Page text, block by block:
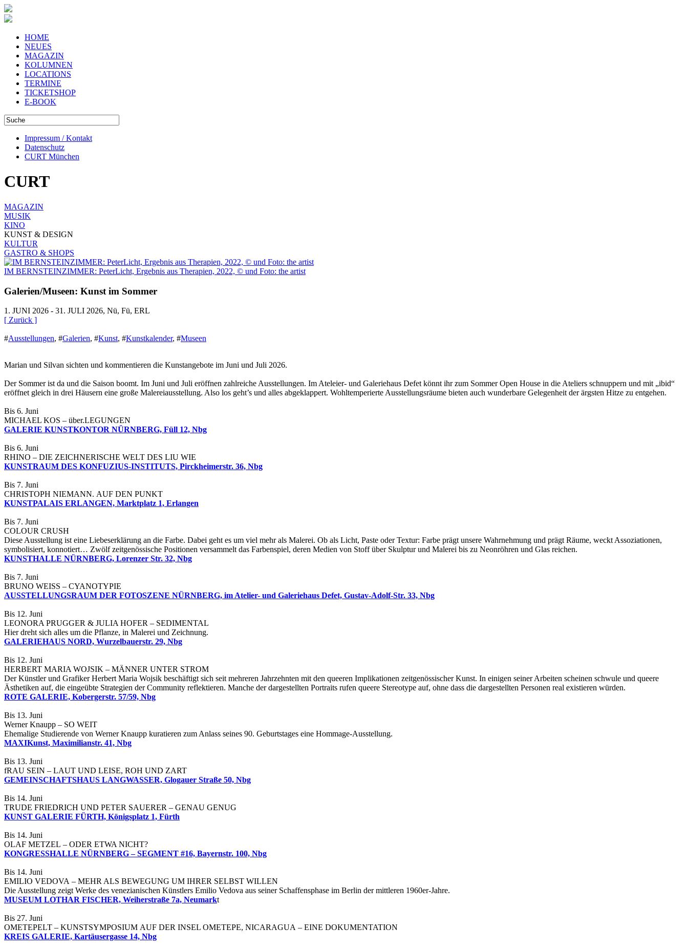
HOME
NEUES
MAGAZIN
KOLUMNEN
LOCATIONS
TERMINE
TICKETSHOP
E-BOOK
Impressum / Kontakt
Datenschutz
CURT München
CURT
MAGAZIN
MUSIK
KINO
KUNST & DESIGN
KULTUR
GASTRO & SHOPS
IM BERNSTEINZIMMER: PeterLicht, Ergebnis aus Therapien, 2022, © und Foto: the artist
Galerien/Museen: Kunst im Sommer
1. JUNI 2026 - 31. JULI 2026, Nü, Fü, ERL
[ Zurück ]
#Ausstellungen, #Galerien, #Kunst, #Kunstkalender, #Museen
Marian und Silvan sichten und kommentieren die Kunstangebote im Juni und Juli 2026.
Der Sommer ist da und die Saison boomt. Im Juni und Juli eröffnen zahlreiche Ausstellungen. Im Ateleier- und Galeriehaus Defet könnt ihr zum Sommer Open House in die Ateliers schnuppern und mit „ibid“
eröffnet gleich in drei Häusern eine große Malereiausstellung. Also los geht’s und alles abgeklappert. Wohltemperierte Ausstellungsräume bieten auch wunderbare Gelegenheit der ärgsten Hitze zu entgehen.
Bis 6. Juni
MICHAEL KOS – über.LEGUNGEN
GALERIE KUNSTKONTOR NÜRNBERG, Füll 12, Nbg
Bis 6. Juni
RHINO – DIE ZEICHNERISCHE WELT DES LIU WIE
KUNSTRAUM DES KONFUZIUS-INSTITUTS, Pirckheimerstr. 36, Nbg
Bis 7. Juni
CHRISTOPH NIEMANN. AUF DEN PUNKT
KUNSTPALAIS ERLANGEN, Marktplatz 1, Erlangen
Bis 7. Juni
COLOUR CRUSH
Diese Ausstellung ist eine Liebeserklärung an die Farbe. Dabei geht es um viel mehr als Malerei. Ob als Licht, Paste oder Textur: Farbe prägt unsere Wahrnehmung und prägt Räume, weckt Assoziationen,
symbolisiert, konnotiert… Zwölf zeitgenössische Positionen versammelt das Farbenspiel, deren Medien von Stoff über Skulptur und Malerei bis zu Neonröhren und Glas reichen.
KUNSTHALLE NÜRNBERG, Lorenzer Str. 32, Nbg
Bis 7. Juni
BRUNO WEISS – CYANOTYPIE
AUSSTELLUNGSRAUM DER FOTOSZENE NÜRNBERG, im Atelier- und Galeriehaus Defet, Gustav-Adolf-Str. 33, Nbg
Bis 12. Juni
LEONORA PRUGGER & JULIA HOFER – SEDIMENTAL
Hier dreht sich alles um die Pflanze, in Malerei und Zeichnung.
GALERIEHAUS NORD, Wurzelbauerstr. 29, Nbg
Bis 12. Juni
HERBERT MARIA WOJSIK – MÄNNER UNTER STROM
Der Künstler und Grafiker Herbert Maria Wojsik beschäftigt sich seit mehreren Jahrzehnten mit den queeren Implikationen zeitgenössischer Kunst. In einigen seiner Arbeiten scheinen schwule und queere
Ästhetiken auf, die eingeübte Strategien der Community reflektieren. Manche der dargestellten Portraits rufen queere Stereotype auf, ohne dass die dargestellten Personen real existieren würden.
ROTE GALERIE, Kobergerstr. 57/59, Nbg
Bis 13. Juni
Werner Knaupp – SO WEIT
Ehemalige Studierende von Werner Knaupp kuratieren zum Anlass seines 90. Geburtstages eine Hommage-Ausstellung.
MAXIKunst, Maximilianstr. 41, Nbg
Bis 13. Juni
fRAU SEIN – LAUT UND LEISE, ROH UND ZART
GEMEINSCHAFTSHAUS LANGWASSER, Glogauer Straße 50, Nbg
Bis 14. Juni
TRUDE FRIEDRICH UND PETER SAUERER – GENAU GENUG
KUNST GALERIE FÜRTH, Königsplatz 1, Fürth
Bis 14. Juni
OLAF METZEL – ODER ETWA NICHT?
KONGRESSHALLE NÜRNBERG – SEGMENT #16, Bayernstr. 100, Nbg
Bis 14. Juni
EMILIO VEDOVA – MEHR ALS BEWEGUNG UM IHRER SELBST WILLEN
Die Ausstellung zeigt Werke des venezianischen Künstlers Emilio Vedova aus seiner Schaffensphase im Berlin der mittleren 1960er-Jahre.
MUSEUM LOTHAR FISCHER, Weiherstraße 7a, Neumarkt
Bis 27. Juni
OMETEPELT – KUNSTSYMPOSIUM AUF DER INSEL OMETEPE, NICARAGUA – EINE DOKUMENTATION
KREIS GALERIE, Kartäusergasse 14, Nbg